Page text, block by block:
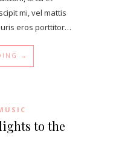
mi, vel mattis
eros porttitor…
→
to the